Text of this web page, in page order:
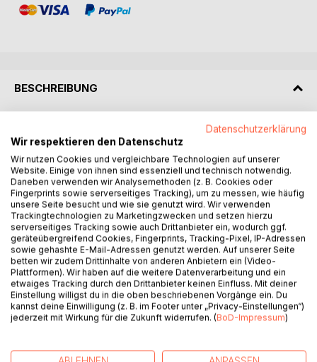
BESCHREIBUNG
Mitten durch die hessische Region Vogelsberg führt auf
etwa 80 Kilometern ein faszinierender Jakobsweg von
Fulda westwärts in das malerische Hungen mit seiner bis
auf das Mittelalter zurückgehenden Kirche. Der Vogelsberg
ist ein Gebirgszug vulkanischen Ursprungs und mit seiner
landschaftlichen Vielfalt und Unberührtheit ein Wander- und
Pilgerparadies. Die gut markierte Route ist gewiss eine der
schönsten im Netz der deutschen Jakobswege. Das Buch
beschreibt diesen Weg, wobei auf die sakralen Stationen
besondere Akzente gesetzt werden. Im Anhang findet man
Informationen wie etwa zur Wegekarte, zu Unterkünften,
Museen, Pfarrbüros und zu einigem mehr. Das Buch ist mit
zahlreichen Farbfotos ausgestattet - aktualisierte und
überarbeitete Auflage
Datenschutzerklärung
Wir respektieren den Datenschutz
Wir nutzen Cookies und vergleichbare Technologien auf unserer
Website. Einige von ihnen sind essenziell und technisch notwendig.
Daneben verwenden wir Analysemethoden (z. B. Cookies oder
Fingerprints sowie serverseitiges Tracking), um zu messen, wie häufig
unsere Seite besucht und wie sie genutzt wird. Wir verwenden
Trackingtechnologien zu Marketingzwecken und setzen hierzu
serverseitiges Tracking sowie auch Drittanbieter ein, wodurch ggf.
geräteübergreifend Cookies, Fingerprints, Tracking-Pixel, IP-Adressen
sowie gehashte E-Mail-Adressen genutzt werden. Auf unserer Seite
betten wir zudem Drittinhalte von anderen Anbietern ein (Video-
Plattformen). Wir haben auf die weitere Datenverarbeitung und ein
etwaiges Tracking durch den Drittanbieter keinen Einfluss. Mit deiner
Einstellung willigst du in die oben beschriebenen Vorgänge ein. Du
kannst deine Einwilligung (z. B. im Footer unter „Privacy-Einstellungen“)
jederzeit mit Wirkung für die Zukunft widerrufen. (BoD-Impressum)